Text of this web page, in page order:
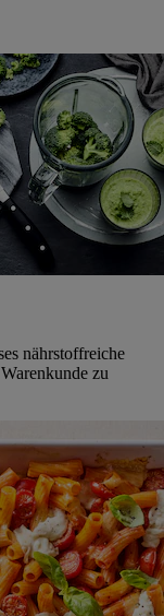
nährstoffreiche
zu